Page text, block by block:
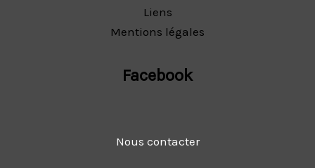
Liens
Mentions légales
Facebook
Nous contacter